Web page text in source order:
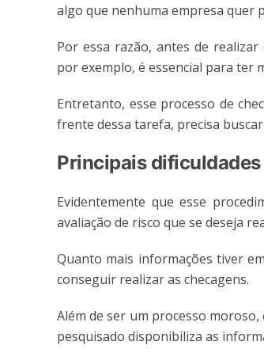
algo que nenhuma empresa quer
Por essa razão, antes de
por exemplo, é essencial para ter
Entretanto, esse processo de
frente dessa tarefa, precisa
Principais dificuldades
Evidentemente que esse
avaliação de risco que se deseja
Quanto mais informações tiver
conseguir realizar as checagens.
Além de ser um processo
pesquisado disponibiliza as